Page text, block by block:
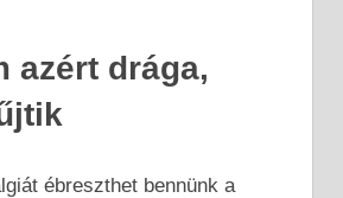
azért drága,
ébreszthet bennünk a